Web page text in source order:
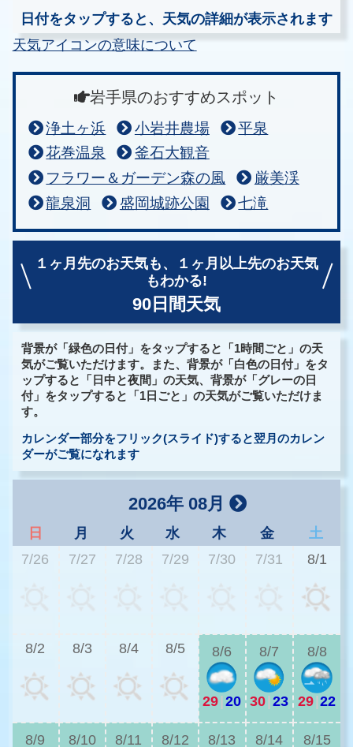
日付をタップすると、天気の詳細が表示されます
天気アイコンの意味について
岩手県のおすすめスポット
浄土ヶ浜 小岩井農場
平泉
花巻温泉
釜石大観音
フラワー＆ガーデン森の風
厳美渓
龍泉洞
盛岡城跡公園 七滝
１ヶ月先のお天気も、
１ヶ月以上先のお天気
もわかる!
90日間天気
背景が「緑色の日付」をタップすると「1時間ごと」の天
気がご覧いただけます。また、背景が「白色の日付」をタ
ップすると「日中と夜間」の天気、背景が「グレーの日
付」をタップすると「1日ごと」の天気がご覧いただけま
す。
カレンダー部分をフリック(スライド)すると翌月のカレン
ダーがご覧になれます
2026年 08月
日 月 火 水 木 金
土
7/26
7/27 7/28 7/29 7/30 7/31 8/1
8/2 8/3 8/4 8/5 8/6
29|20
8/7
30|23
8/8
29|22
8/9 8/10 8/11 8/12 8/13 8/14 8/15